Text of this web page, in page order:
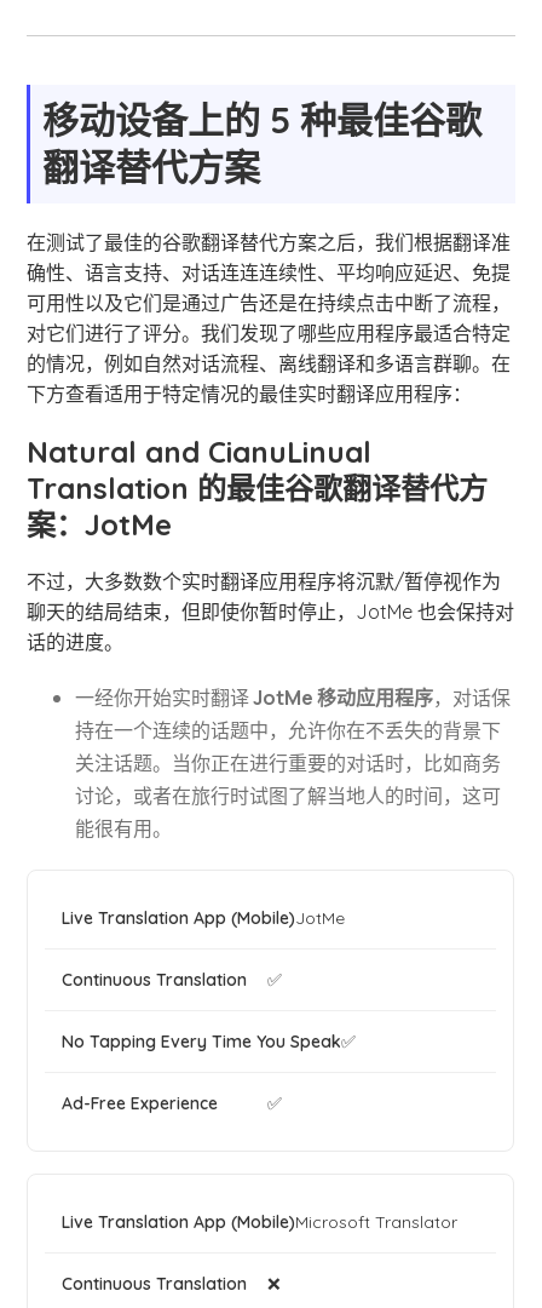
移动设备上的 5 种最佳谷歌
翻译替代方案
在测试了最佳的谷歌翻译替代方案之后，我们根据翻译准
确性、语言支持、对话连连连续性、平均响应延迟、免提
可用性以及它们是通过广告还是在持续点击中断了流程，
对它们进行了评分。我们发现了哪些应用程序最适合特定
的情况，例如自然对话流程、离线翻译和多语言群聊。在
下方查看适用于特定情况的最佳实时翻译应用程序：
Natural and CianuLinual
Translation 的最佳谷歌翻译替代方
案：JotMe
不过，大多数数个实时翻译应用程序将沉默/暂停视作为
聊天的结局结束，但即使你暂时停止，JotMe 也会保持对
话的进度。
一经你开始实时翻译JotMe 移动应用程序，对话保
持在一个连续的话题中，允许你在不丢失的背景下
关注话题。当你正在进行重要的对话时，比如商务
讨论，或者在旅行时试图了解当地人的时间，这可
能很有用。
JotMe
✅
✅
✅
Microsoft Translator
❌